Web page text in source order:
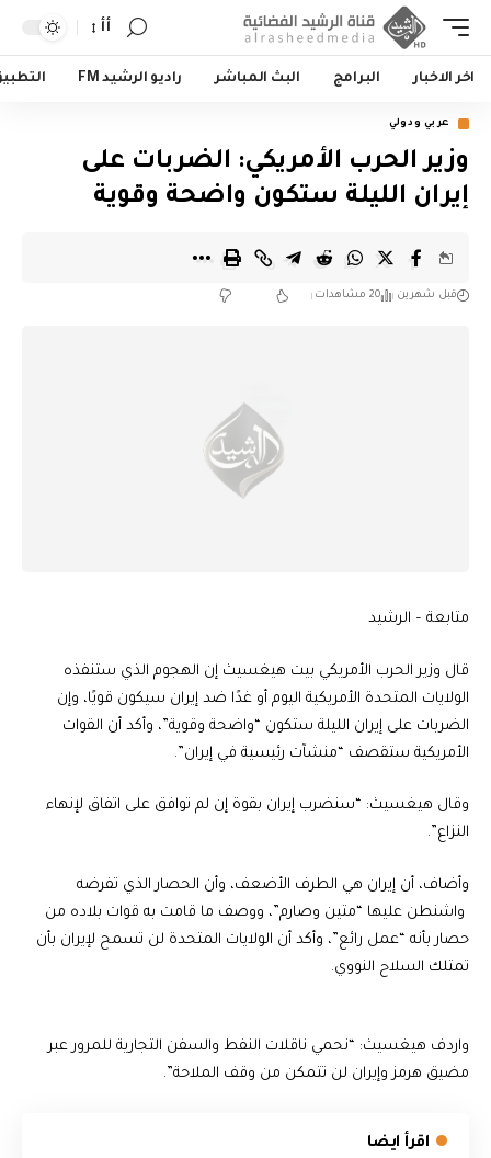
أأ
اخر الاخبار البرامج البث المباشر راديو الرشيد FM
عربي ودولي
وزير الحرب الأمريكي: الضربات على
إيران الليلة ستكون واضحة وقوية
قبل شهرين 20 مشاهدات
متابعة – الرشيد
قال وزير الحرب الأمريكي بيت هيغسيث إن الهجوم الذي ستنفذه
الولايات المتحدة الأمريكية اليوم أو غدًا ضد إيران سيكون قويًا، وإن
الضربات على إيران الليلة ستكون “واضحة وقوية”، وأكد أن القوات
الأمريكية ستقصف “منشآت رئيسية في إيران”.
وقال هيغسيث: “سنضرب إيران بقوة إن لم توافق على اتفاق لإنهاء
النزاع”.
وأضاف، أن إيران هي الطرف الأضعف، وأن الحصار الذي تفرضه
واشنطن عليها “متين وصارم”، ووصف ما قامت به قوات بلاده من
حصار بأنه “عمل رائع”، وأكد أن الولايات المتحدة لن تسمح لإيران بأن
تمتلك السلاح النووي.
واردف هيغسيث: “نحمي ناقلات النفط والسفن التجارية للمرور عبر
مضيق هرمز وإيران لن تتمكن من وقف الملاحة”.
اقرأ ايضا